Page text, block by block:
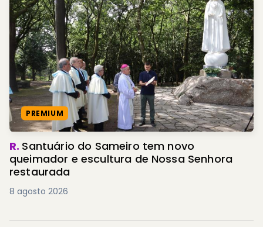
PREMIUM
R. Santuário do Sameiro tem novo
queimador e escultura de Nossa Senhora
restaurada
8 agosto 2026